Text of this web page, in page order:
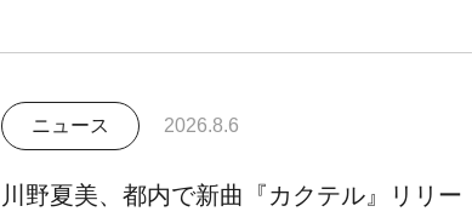
ニュース 2026.8.6
川野夏美、都内で新曲『カクテル』リリー